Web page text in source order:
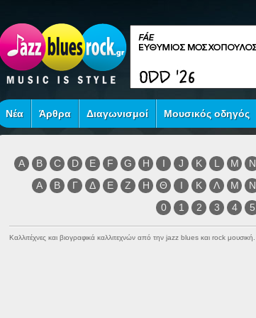
Νέα Άρθρα Διαγωνισμοί Μουσικός οδηγός
A B C D E F G H I J K L M N
Α
Β Γ Δ Ε Ζ Η Θ Ι Κ Λ Μ Ν
0
1 2 3 4 5
Καλλιτέχνες και βιογραφικά καλλιτεχνών από την jazz blues και rock μουσική.